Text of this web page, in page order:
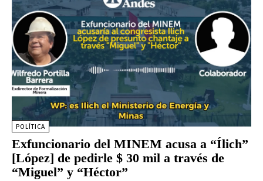
POLÍTICA
Exfuncionario del MINEM acusa a “Ílich”
[López] de pedirle $ 30 mil a través de
“Miguel” y “Héctor”